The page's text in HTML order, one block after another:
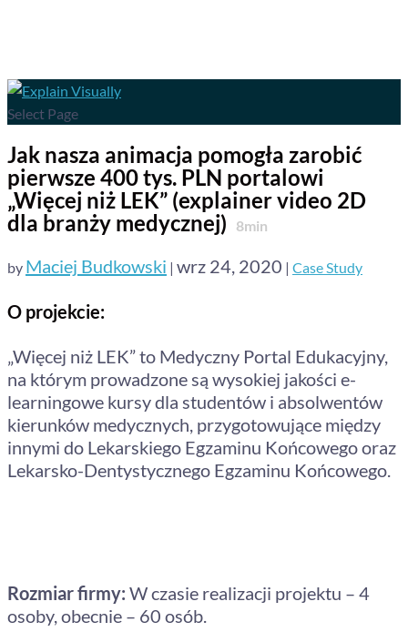
Select Page
Jak nasza animacja pomogła zarobić
pierwsze 400 tys. PLN portalowi
„Więcej niż LEK” (explainer video 2D
dla branży medycznej)
8min
by Maciej Budkowski | wrz 24, 2020 | Case Study
O projekcie:
„Więcej niż LEK” to Medyczny Portal Edukacyjny,
na którym prowadzone są wysokiej jakości e-
learningowe kursy dla studentów i absolwentów
kierunków medycznych, przygotowujące między
innymi do Lekarskiego Egzaminu Końcowego oraz
Lekarsko-Dentystycznego Egzaminu Końcowego.
Rozmiar firmy: W czasie realizacji projektu – 4
osoby, obecnie – 60 osób.